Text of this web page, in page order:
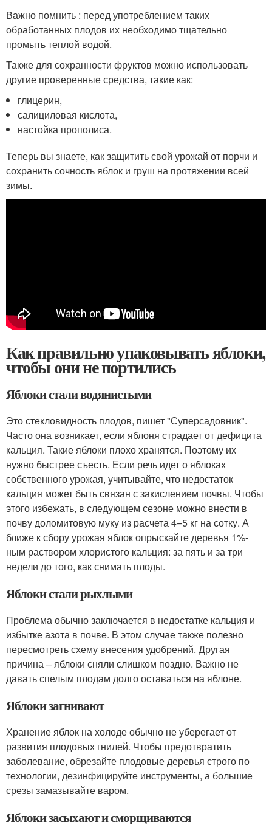
Важно помнить : перед употреблением таких
обработанных плодов их необходимо тщательно
промыть теплой водой.
Также для сохранности фруктов можно использовать
другие проверенные средства, такие как:
глицерин,
салициловая кислота,
настойка прополиса.
Теперь вы знаете, как защитить свой урожай от порчи и
сохранить сочность яблок и груш на протяжении всей
зимы.
Как правильно упаковывать яблоки,
чтобы они не портились
Яблоки стали водянистыми
Это стекловидность плодов, пишет "Суперсадовник".
Часто она возникает, если яблоня страдает от дефицита
кальция. Такие яблоки плохо хранятся. Поэтому их
нужно быстрее съесть. Если речь идет о яблоках
собственного урожая, учитывайте, что недостаток
кальция может быть связан с закислением почвы. Чтобы
этого избежать, в следующем сезоне можно внести в
почву доломитовую муку из расчета 4–5 кг на сотку. А
ближе к сбору урожая яблок опрыскайте деревья 1%-
ным раствором хлористого кальция: за пять и за три
недели до того, как снимать плоды.
Яблоки стали рыхлыми
Проблема обычно заключается в недостатке кальция и
избытке азота в почве. В этом случае также полезно
пересмотреть схему внесения удобрений. Другая
причина – яблоки сняли слишком поздно. Важно не
давать спелым плодам долго оставаться на яблоне.
Яблоки загнивают
Хранение яблок на холоде обычно не уберегает от
развития плодовых гнилей. Чтобы предотвратить
заболевание, обрезайте плодовые деревья строго по
технологии, дезинфицируйте инструменты, а большие
срезы замазывайте варом.
Яблоки засыхают и сморщиваются